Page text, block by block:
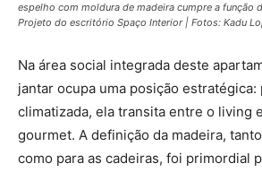
espelho com moldura de madeira cumpre a função
Projeto do escritório Spaço Interior | Fotos: Kadu
Na área social integrada deste
jantar ocupa uma posição estratégica:
climatizada, ela transita entre o living
gourmet. A definição da madeira,
como para as cadeiras, foi primordial